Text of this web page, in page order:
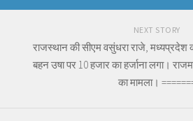
NEXT STORY
राजस्थान की सीएम वसुंधरा राजे, मध्यप्रदेश
बहन उषा पर 10 हजार का हर्जाना लगा।
का मामला।